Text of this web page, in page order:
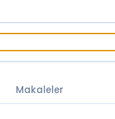
Makaleler